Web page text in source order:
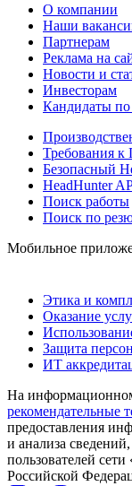
О компании
Наши
Партнерам
Реклама на
Новости и
Инвесторам
Кандидаты
Требования
Безопасный
HeadHunter
Поиск работы
Поиск по
Мобильное
Этика и
Оказание
Защита
ИТ
На
рекомендательные
предоставления
и анализа
пользователей
Российской